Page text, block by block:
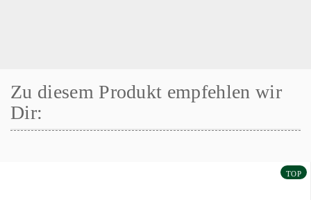
Zu diesem Produkt empfehlen wir
Dir:
TOP